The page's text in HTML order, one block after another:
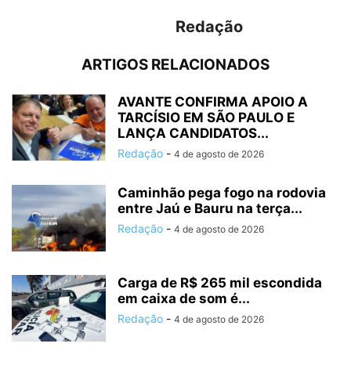
Redação
ARTIGOS RELACIONADOS
AVANTE CONFIRMA APOIO A
TARCÍSIO EM SÃO PAULO E
LANÇA CANDIDATOS...
Redação - 4 de agosto de 2026
Caminhão pega fogo na rodovia
entre Jaú e Bauru na terça...
Redação - 4 de agosto de 2026
Carga de R$ 265 mil escondida
em caixa de som é...
Redação - 4 de agosto de 2026